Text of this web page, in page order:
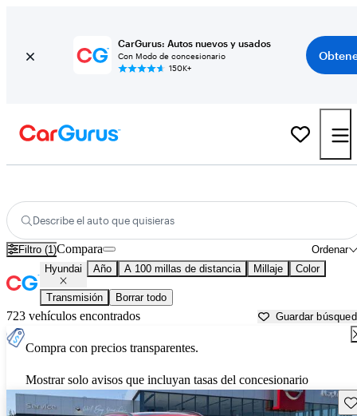
CarGurus: Autos nuevos y usados
Con Modo de concesionario
150K+
Describe el auto que quisieras
Filtro (1) Ordenar
Compara
Hyundai Año A 100 millas de distancia Millaje Color
Transmisión Borrar todo
723 vehículos encontrados Guardar
Compra con precios transparentes.
Mostrar solo avisos que incluyan tasas del concesionario